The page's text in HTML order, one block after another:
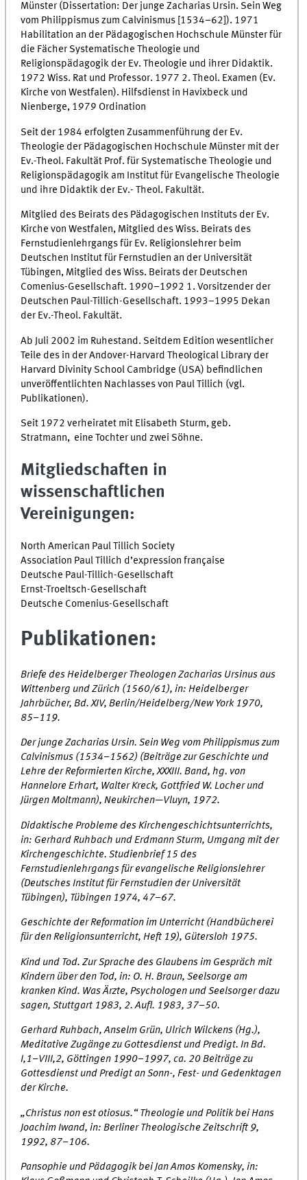
Münster (Dissertation: Der junge Zacharias Ursin. Sein Weg
vom Philippismus zum Calvinismus [1534–62]). 1971
Habilitation an der Pädagogischen Hochschule Münster für
die Fächer Systematische Theologie und
Religionspädagogik der Ev. Theologie und ihrer Didaktik.
1972 Wiss. Rat und Professor. 1977 2. Theol. Examen (Ev.
Kirche von Westfalen). Hilfsdienst in Havixbeck und
Nienberge, 1979 Ordination
Seit der 1984 erfolgten Zusammenführung der Ev.
Theologie der Pädagogischen Hochschule Münster mit der
Ev.-Theol. Fakultät Prof. für Systematische Theologie und
Religionspädagogik am Institut für Evangelische Theologie
und ihre Didaktik der Ev.- Theol. Fakultät.
Mitglied des Beirats des Pädagogischen Instituts der Ev.
Kirche von Westfalen, Mitglied des Wiss. Beirats des
Fernstudienlehrgangs für Ev. Religionslehrer beim
Deutschen Institut für Fernstudien an der Universität
Tübingen, Mitglied des Wiss. Beirats der Deutschen
Comenius-Gesellschaft. 1990–1992 1. Vorsitzender der
Deutschen Paul-Tillich-Gesellschaft. 1993–1995 Dekan
der Ev.-Theol. Fakultät.
Ab Juli 2002 im Ruhestand. Seitdem Edition wesentlicher
Teile des in der Andover-Harvard Theological Library der
Harvard Divinity School Cambridge (USA) befindlichen
unveröffentlichten Nachlasses von Paul Tillich (vgl.
Publikationen).
Seit 1972 verheiratet mit Elisabeth Sturm, geb.
Stratmann, eine Tochter und zwei Söhne.
Mitgliedschaften in
wissenschaftlichen
Vereinigungen:
North American Paul Tillich Society
Association Paul Tillich d’expression française
Deutsche Paul-Tillich-Gesellschaft
Ernst-Troeltsch-Gesellschaft
Deutsche Comenius-Gesellschaft
Publikationen:
Briefe des Heidelberger Theologen Zacharias Ursinus aus
Wittenberg und Zürich (1560/61), in: Heidelberger
Jahrbücher, Bd. XIV, Berlin/Heidelberg/New York 1970,
85–119.
Der junge Zacharias Ursin. Sein Weg vom Philippismus zum
Calvinismus (1534–1562) (Beiträge zur Geschichte und
Lehre der Reformierten Kirche, XXXIII. Band, hg. von
Hannelore Erhart, Walter Kreck, Gottfried W. Locher und
Jürgen Moltmann), Neukirchen—Vluyn, 1972.
Didaktische Probleme des Kirchengeschichtsunterrichts,
in: Gerhard Ruhbach und Erdmann Sturm, Umgang mit der
Kirchengeschichte. Studienbrief 15 des
Fernstudienlehrgangs für evangelische Religionslehrer
(Deutsches Institut für Fernstudien der Universität
Tübingen), Tübingen 1974, 47–67.
Geschichte der Reformation im Unterricht (Handbücherei
für den Religionsunterricht, Heft 19), Gütersloh 1975.
Kind und Tod. Zur Sprache des Glaubens im Gespräch mit
Kindern über den Tod, in: O. H. Braun, Seelsorge am
kranken Kind. Was Ärzte, Psychologen und Seelsorger dazu
sagen, Stuttgart 1983, 2. Aufl. 1983, 37–50.
Gerhard Ruhbach, Anselm Grün, Ulrich Wilckens (Hg.),
Meditative Zugänge zu Gottesdienst und Predigt. In Bd.
I,1–VIII,2, Göttingen 1990–1997, ca. 20 Beiträge zu
Gottesdienst und Predigt an Sonn-, Fest- und Gedenktagen
der Kirche.
„Christus non est otiosus.“ Theologie und Politik bei Hans
Joachim Iwand, in: Berliner Theologische Zeitschrift 9,
1992, 87–106.
Pansophie und Pädagogik bei Jan Amos Komensky, in: